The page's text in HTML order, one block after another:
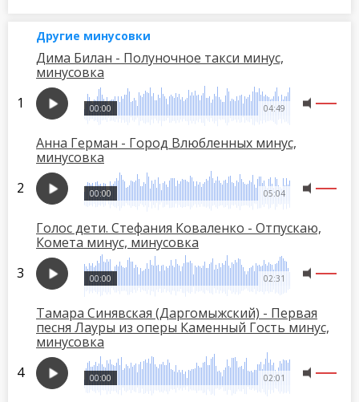
Другие минусовки
Дима Билан - Полуночное такси минус,
минусовка
04:49
00:00
Анна Герман - Город Влюбленных минус,
минусовка
05:04
00:00
Голос дети. Стефания Коваленко - Отпускаю,
Комета минус, минусовка
02:31
00:00
Тамара Синявская (Даргомыжский) - Первая
песня Лауры из оперы Каменный Гость минус,
минусовка
02:01
00:00